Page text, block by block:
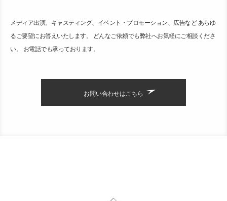
メディア出演、キャスティング、イベント・プロモーション、広告など あらゆ
るご要望にお答えいたします。 どんなご依頼でも弊社へお気軽にご相談くださ
い。 お電話でも承っております。
お問い合わせはこちら